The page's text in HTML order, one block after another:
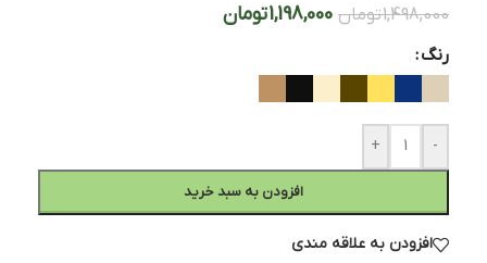
1,498,000تومان 1,198,000تومان
رنگ
-
+
افزودن به سبد خرید
افزودن به علاقه مندی